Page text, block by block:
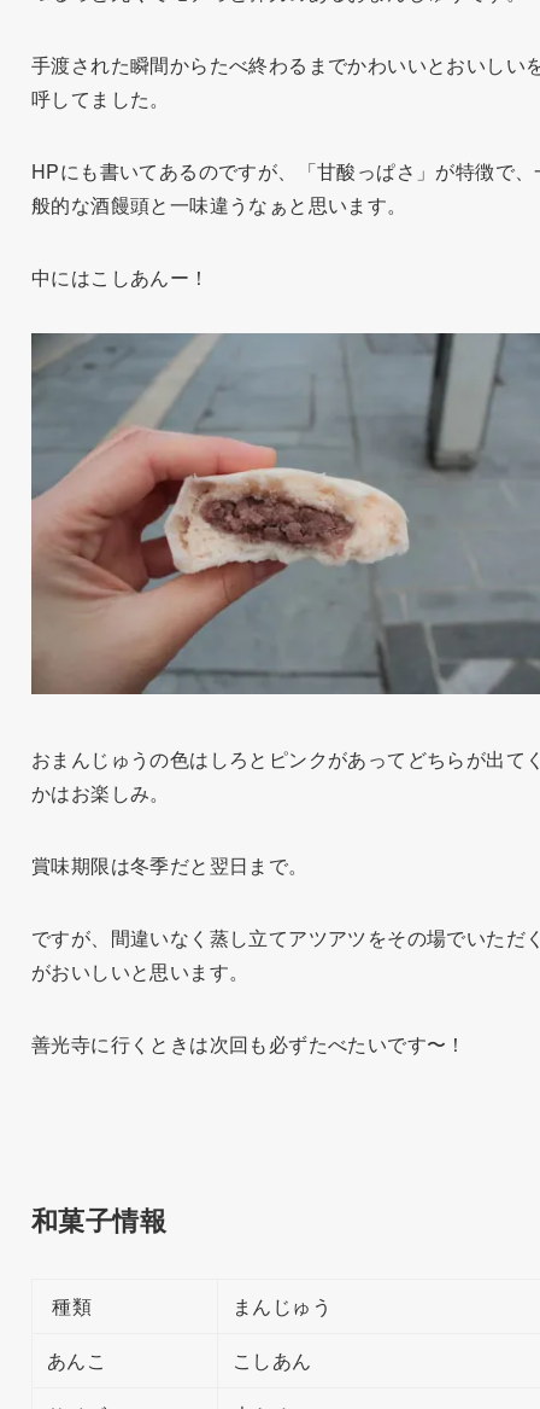
手渡された瞬間からたべ終わるまでかわいいとおいしい
呼してました。
HPにも書いてあるのですが、「甘酸っぱさ」が特徴で、
般的な酒饅頭と一味違うなぁと思います。
中にはこしあんー！
おまんじゅうの色はしろとピンクがあってどちらが出て
かはお楽しみ。
賞味期限は冬季だと翌日まで。
ですが、間違いなく蒸し立てアツアツをその場でいただ
がおいしいと思います。
善光寺に行くときは次回も必ずたべたいです〜！
和菓子情報
種類
まんじゅう
あんこ
こしあん